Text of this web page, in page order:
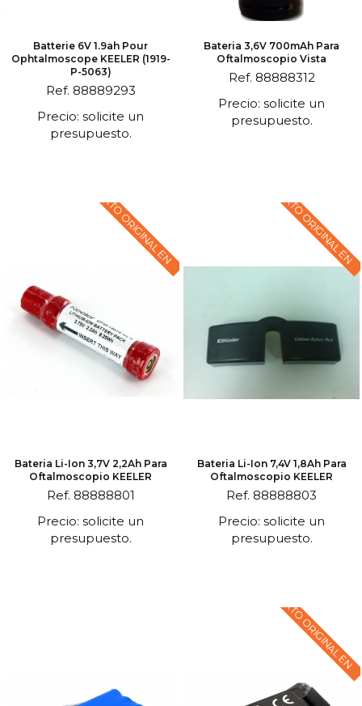
Batterie 6V 1.9ah Pour
Ophtalmoscope KEELER (1919-
P-5063)
Ref. 88889293
Precio: solicite un
presupuesto.
Bateria 3,6V 700mAh Para
Oftalmoscopio Vista
Ref. 88888312
Precio: solicite un
presupuesto.
TEXTO ORIGINAL EN
Bateria Li-Ion 3,7V 2,2Ah Para
Oftalmoscopio KEELER
Ref. 88888801
Precio: solicite un
presupuesto.
TEXTO ORIGINAL EN
Bateria Li-Ion 7,4V 1,8Ah Para
Oftalmoscopio KEELER
Ref. 88888803
Precio: solicite un
presupuesto.
TEXTO ORIGINAL EN